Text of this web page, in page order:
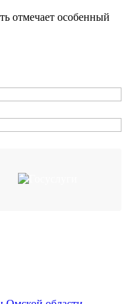
отмечает особенный